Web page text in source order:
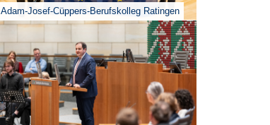
Adam-Josef-Cüppers-Berufskolleg Ratingen